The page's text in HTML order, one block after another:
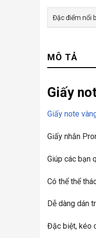
Đặc điểm nổi
MÔ TẢ
Giấy
Giấy note
Giấy nhắn
Giúp các bạn
Có thể thể
Dễ dàng dán
Đặc biệt, kéo